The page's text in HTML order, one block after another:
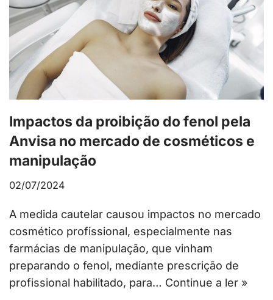
Impactos da proibição do fenol pela
Anvisa no mercado de cosméticos e
manipulação
02/07/2024
A medida cautelar causou impactos no mercado
cosmético profissional, especialmente nas
farmácias de manipulação, que vinham
preparando o fenol, mediante prescrição de
profissional habilitado, para… Continue a ler »